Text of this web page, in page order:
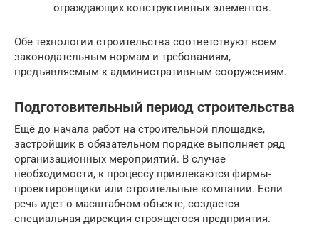
ограждающих конструктивных элементов.
Обе технологии строительства соответствуют всем
законодательным нормам и требованиям,
предъявляемым к административным сооружениям.
Подготовительный период строительства
Ещё до начала работ на строительной площадке,
застройщик в обязательном порядке выполняет ряд
организационных мероприятий. В случае
необходимости, к процессу привлекаются фирмы-
проектировщики или строительные компании. Если
речь идет о масштабном объекте, создается
специальная дирекция строящегося предприятия.